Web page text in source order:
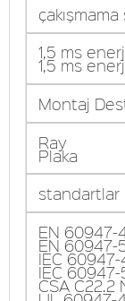
1,5 ms
1,5 ms
Montaj
Ray
Plaka
standartlar
EN 60947-
EN 60947-
IEC 60947-
IEC 60947-
CSA C22.2